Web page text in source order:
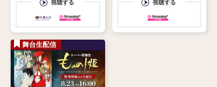
視聴する 視聴する
舞台生配信